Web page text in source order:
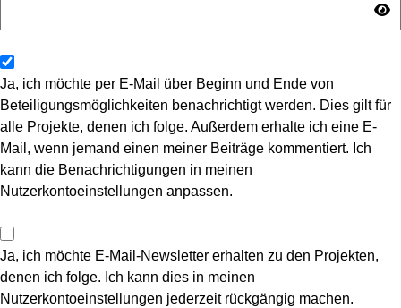
Ja, ich möchte per E-Mail über Beginn und Ende von
Beteiligungsmöglichkeiten benachrichtigt werden. Dies gilt für
alle Projekte, denen ich folge. Außerdem erhalte ich eine E-
Mail, wenn jemand einen meiner Beiträge kommentiert. Ich
kann die Benachrichtigungen in meinen
Nutzerkontoeinstellungen anpassen.
Ja, ich möchte E-Mail-Newsletter erhalten zu den Projekten,
denen ich folge. Ich kann dies in meinen
Nutzerkontoeinstellungen jederzeit rückgängig machen.